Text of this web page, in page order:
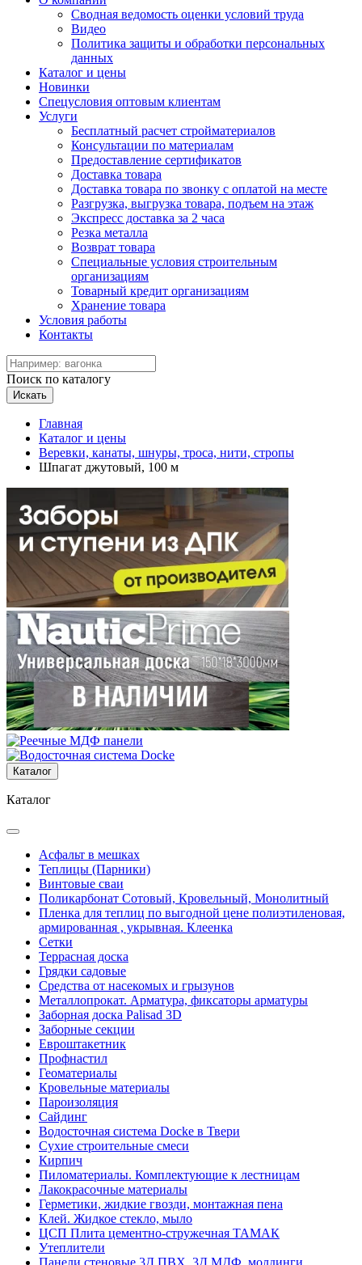
Сводная ведомость оценки условий труда
Видео
Политика защиты и обработки персональных
данных
Каталог и цены
Новинки
Спецусловия оптовым клиентам
Услуги
Бесплатный расчет стройматериалов
Консультации по материалам
Предоставление сертификатов
Доставка товара
Доставка товара по звонку с оплатой на месте
Разгрузка, выгрузка товара, подъем на этаж
Экспресс доставка за 2 часа
Резка металла
Возврат товара
Специальные условия строительным
организациям
Товарный кредит организациям
Хранение товара
Условия работы
Контакты
Поиск по каталогу
Искать
Главная
Каталог и цены
Веревки, канаты, шнуры, троса, нити, стропы
Шпагат джутовый, 100 м
Каталог
Каталог
Асфальт в мешках
Теплицы (Парники)
Винтовые сваи
Поликарбонат Сотовый, Кровельный, Монолитный
Пленка для теплиц по выгодной цене полиэтиленовая,
армированная , укрывная. Клеенка
Сетки
Террасная доска
Грядки садовые
Средства от насекомых и грызунов
Металлопрокат. Арматура, фиксаторы арматуры
Заборная доска Palisad 3D
Заборные секции
Евроштакетник
Профнастил
Геоматериалы
Кровельные материалы
Пароизоляция
Сайдинг
Водосточная система Docke в Твери
Сухие строительные смеси
Кирпич
Пиломатериалы. Комплектующие к лестницам
Лакокрасочные материалы
Герметики, жидкие гвозди, монтажная пена
Клей. Жидкое стекло, мыло
ЦСП Плита цементно-стружечная ТАМАК
Утеплители
Панели стеновые 3Д ПВХ, 3Д МДФ, молдинги